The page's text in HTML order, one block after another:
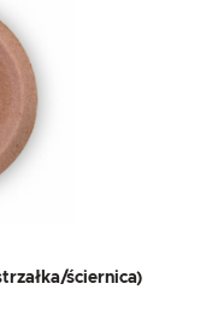
ściernica)